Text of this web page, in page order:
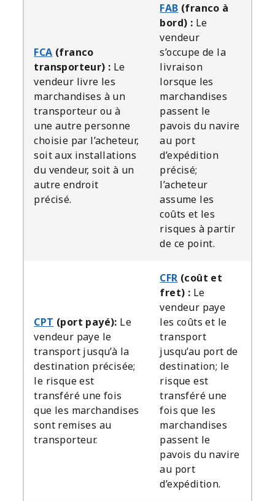
FCA (franco
transporteur) : Le
vendeur livre les
marchandises à un
transporteur ou à
une autre personne
choisie par l’acheteur,
soit aux installations
du vendeur, soit à un
autre endroit
précisé.
FAB (franco à
bord) : Le
vendeur
s’occupe de la
livraison
lorsque les
marchandises
passent le
pavois du navire
au port
d’expédition
précisé;
l’acheteur
assume les
coûts et les
risques à partir
de ce point.
CPT (port payé): Le
vendeur paye le
transport jusqu’à la
destination précisée;
le risque est
transféré une fois
que les marchandises
sont remises au
transporteur.
CFR (coût et
fret) : Le
vendeur paye
les coûts et le
transport
jusqu’au port de
destination; le
risque est
transféré une
fois que les
marchandises
passent le
pavois du navire
au port
d’expédition.